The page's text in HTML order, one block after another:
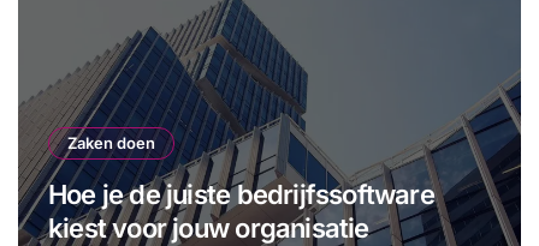
Zaken doen
Hoe je de juiste bedrijfssoftware
kiest voor jouw organisatie